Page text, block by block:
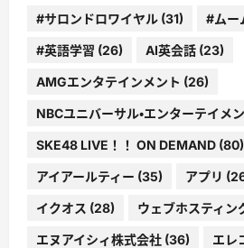
#サロンドロワイヤル (31) #ムー
#英語学習 (26) AI英会話 (23)
AMGエンタテインメント (26)
NBCユニバーサル・エンターテイメ
SKE48 LIVE！！ ON DEMAND (80)
アイアールティー (35) アプリ
イクオス (28) ウェブホスティン
エヌアイシィ株式会社 (36) エレ